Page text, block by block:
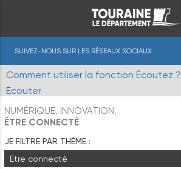
SUIVEZ-NOUS SUR LES RÉSEAUX SOCIAUX
Comment utiliser la fonction Écoutez ?
Ecouter
NUMÉRIQUE, INNOVATION,
ÊTRE CONNECTÉ
JE FILTRE PAR THÈME :